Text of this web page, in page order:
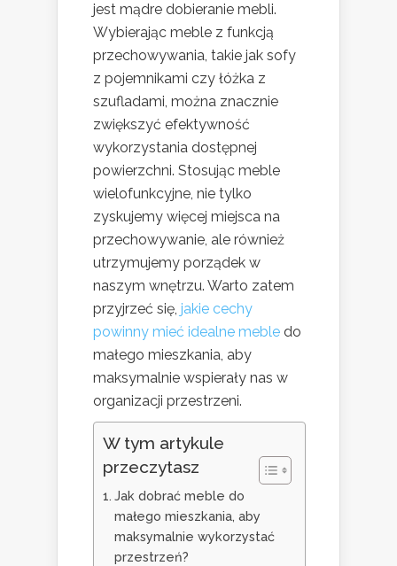
jest mądre dobieranie mebli.
Wybierając meble z funkcją
przechowywania, takie jak sofy
z pojemnikami czy łóżka z
szufladami, można znacznie
zwiększyć efektywność
wykorzystania dostępnej
powierzchni. Stosując meble
wielofunkcyjne, nie tylko
zyskujemy więcej miejsca na
przechowywanie, ale również
utrzymujemy porządek w
naszym wnętrzu. Warto zatem
przyjrzeć się, jakie cechy
powinny mieć idealne meble do
małego mieszkania, aby
maksymalnie wspierały nas w
organizacji przestrzeni.
W tym artykule
przeczytasz
Jak dobrać meble do
małego mieszkania, aby
maksymalnie wykorzystać
przestrzeń?